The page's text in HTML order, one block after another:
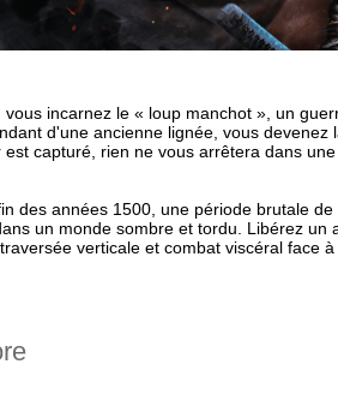
vous incarnez le « loup manchot », un
d'une ancienne lignée, vous
capturé, rien ne vous arrêtera dans
des années 1500, une période brutale
un monde sombre et tordu. Libérez
verticale et combat viscéral face